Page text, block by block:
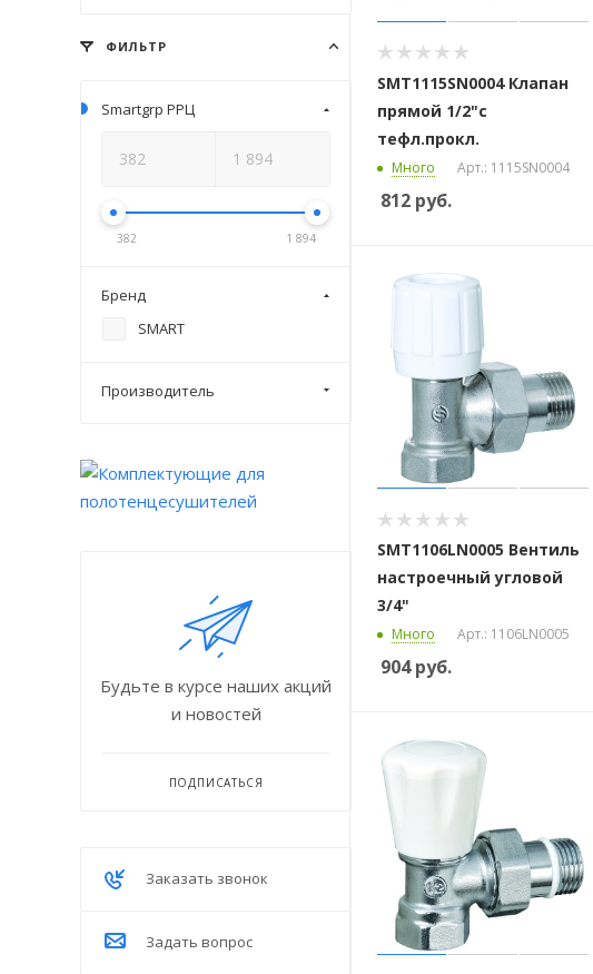
SMT1115SN0004 Клапан
прямой 1/2"с
тефл.прокл.
Много Арт.: 1115SN0004
812 руб.
SMT1106LN0005 Вентиль
настроечный угловой
3/4"
Много Арт.: 1106LN0005
904руб.
ФИЛЬТР
Smartgrp РРЦ
382 1 894
Бренд
SMART
Производитель
Будьте в курсе наших акций
и новостей
ПОДПИСАТЬСЯ
Заказать звонок
Задать вопрос